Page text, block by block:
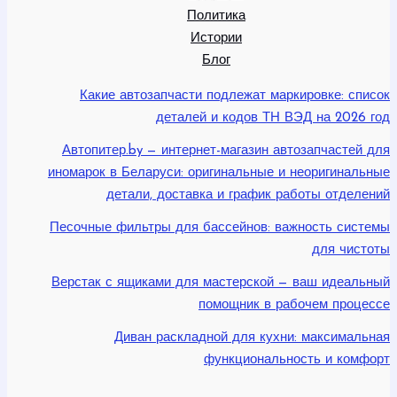
Политика
Истории
Блог
Какие автозапчасти подлежат маркировке: список
деталей и кодов ТН ВЭД на 2026 год
Автопитер.by — интернет-магазин автозапчастей для
иномарок в Беларуси: оригинальные и неоригинальные
детали, доставка и график работы отделений
Песочные фильтры для бассейнов: важность системы
для чистоты
Верстак с ящиками для мастерской — ваш идеальный
помощник в рабочем процессе
Диван раскладной для кухни: максимальная
функциональность и комфорт